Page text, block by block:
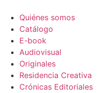
contenido
Quiénes somos
Catálogo
E-book
Audiovisual
Originales
Residencia Creativa
Crónicas Editoriales